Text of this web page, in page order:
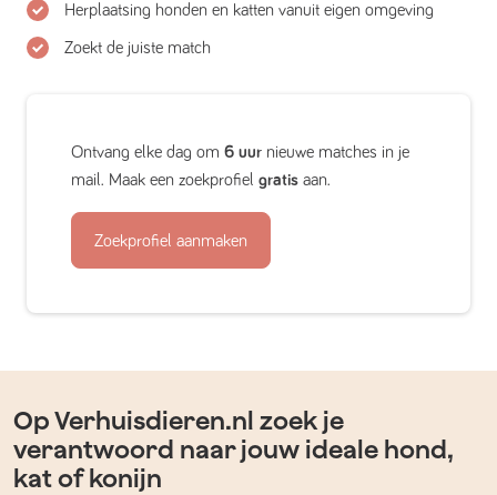
Herplaatsing honden en katten vanuit eigen omgeving
Zoekt de juiste match
Ontvang elke dag om 6 uur nieuwe matches in je
mail. Maak een zoekprofiel gratis aan.
Zoekprofiel aanmaken
Op Verhuisdieren.nl zoek je
verantwoord naar jouw ideale hond,
kat of konijn